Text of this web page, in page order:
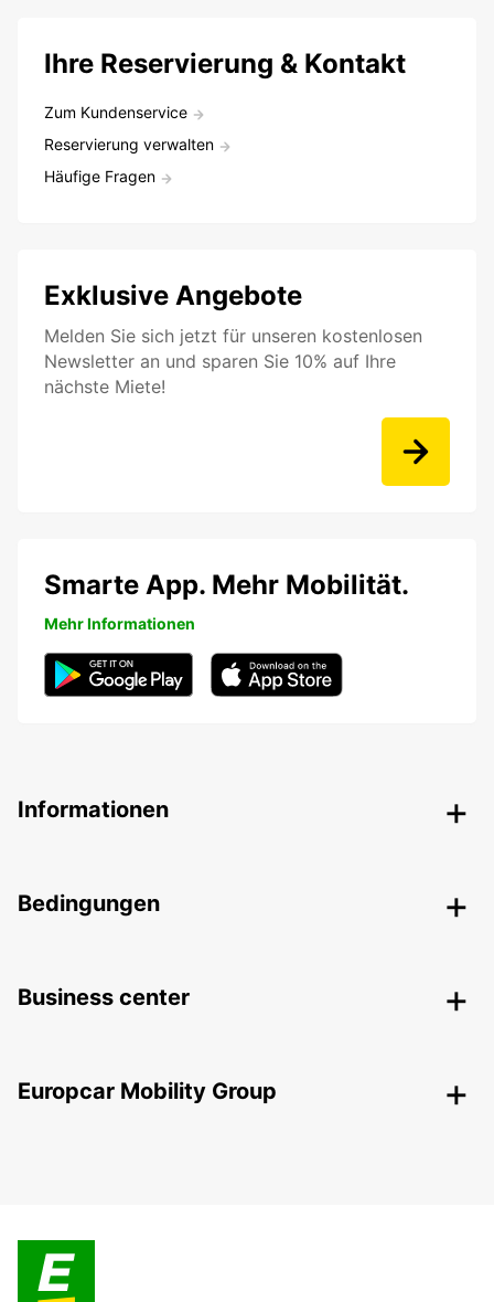
Ihre Reservierung & Kontakt
Zum Kundenservice
Reservierung verwalten
Häufige Fragen
Exklusive Angebote
Melden Sie sich jetzt für unseren kostenlosen
Newsletter an und sparen Sie 10% auf Ihre
nächste Miete!
Smarte App. Mehr Mobilität.
Mehr Informationen
Informationen
Bedingungen
Business center
Europcar Mobility Group